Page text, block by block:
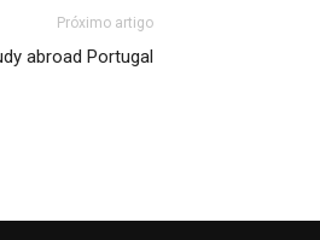
Próximo artigo
abroad Portugal